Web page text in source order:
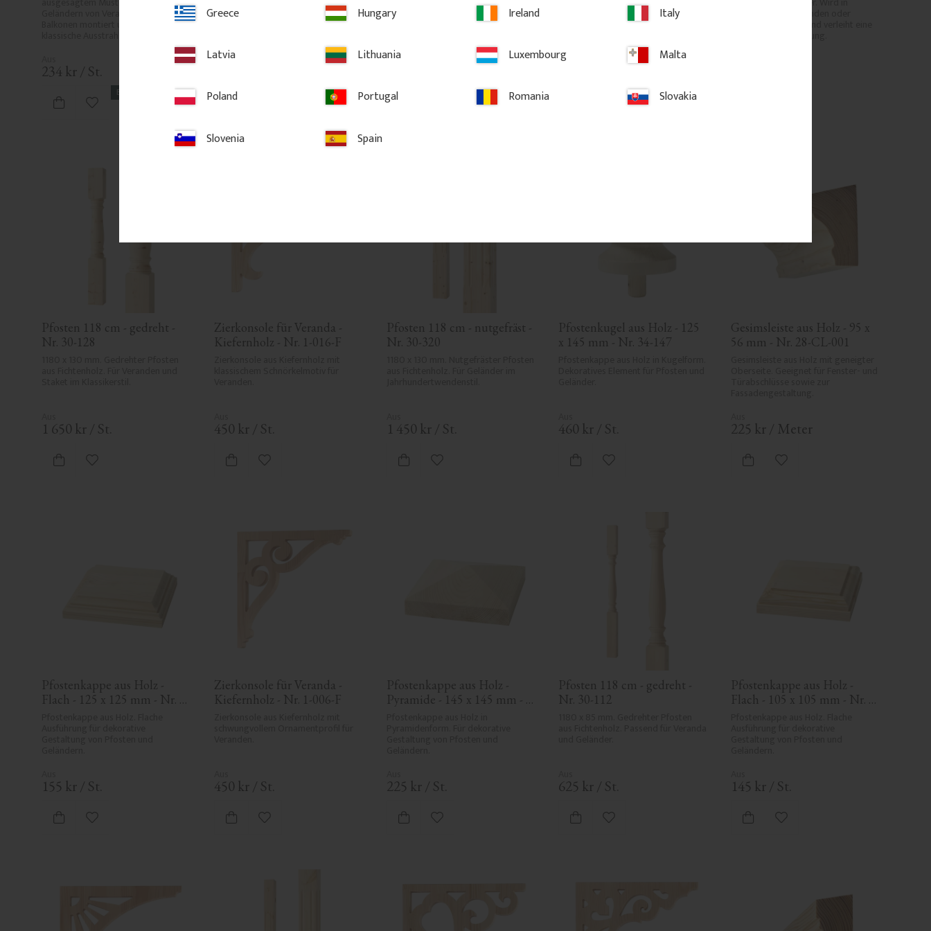
Balkonen montiert und verleiht eine
234 kr / St.
BELIEBT
Zu Favoriten hinzufügen Zu Favoriten hinzufügen
Geländern von Veranden oder
Balkonen montiert und verleiht eine
BELIEBT
Zu Favoriten hinzufügen Zu Favoriten hinzufügen
Pfosten 118 cm - gedreht -
Nr. 30-128
1 650 kr / St.
Zu Favoriten hinzufügen
Zierkonsole für Veranda -
Kiefernholz - Nr. 1-016-F
450 kr / St.
Zu Favoriten hinzufügen
Pfosten 118 cm - nutgefräst -
Nr. 30-320
1 450 kr / St.
Zu Favoriten hinzufügen
Pfostenkugel aus Holz - 125
x 145 mm - Nr. 34-147
460 kr / St.
Zu Favoriten hinzufügen
Gesimsleiste aus Holz - 95 x
56 mm - Nr. 28-CL-001
225 kr / Meter
Zu Favoriten hinzufügen
Pfostenkappe aus Holz -
Flach - 125 x 125 mm - Nr.
155 kr / St.
Zu Favoriten hinzufügen
Zierkonsole für Veranda -
Kiefernholz - Nr. 1-006-F
450 kr / St.
Zu Favoriten hinzufügen
Pfostenkappe aus Holz -
Pyramide - 145 x 145 mm -
225 kr / St.
Zu Favoriten hinzufügen
Pfosten 118 cm - gedreht -
Nr. 30-112
625 kr / St.
Zu Favoriten hinzufügen
Pfostenkappe aus Holz -
Flach - 105 x 105 mm - Nr.
145 kr / St.
Zu Favoriten hinzufügen
Greece Hungary Ireland Italy
Latvia Lithuania Luxembourg Malta
Poland Portugal Romania Slovakia
Slovenia Spain